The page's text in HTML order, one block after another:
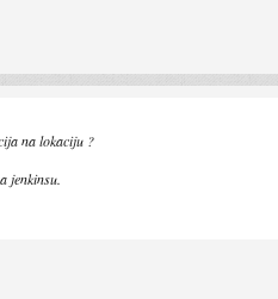
na lokaciju ?
jenkinsu.